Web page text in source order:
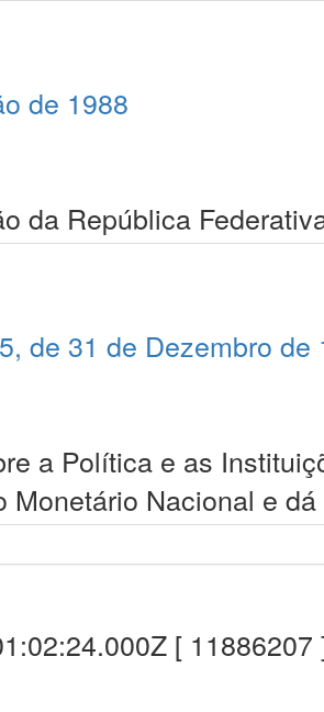
de 1988
da República
de 31 de Dezembro de
a Política e as
Monetário Nacional e
[ 11886207